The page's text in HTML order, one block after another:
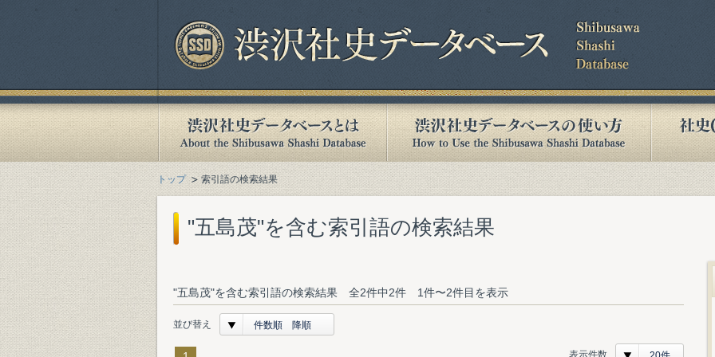
トップ 索引語の検索結果
"五島茂"を含む索引語の検索結果
"五島茂"を含む索引語の検索結果 全2件中2件 1件〜2件目を表示
並び替え 件数順 降順
表示件数